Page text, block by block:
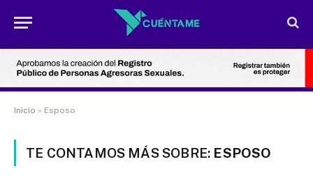
Inicio » Esposo
TE CONTAMOS MÁS SOBRE: ESPOSO